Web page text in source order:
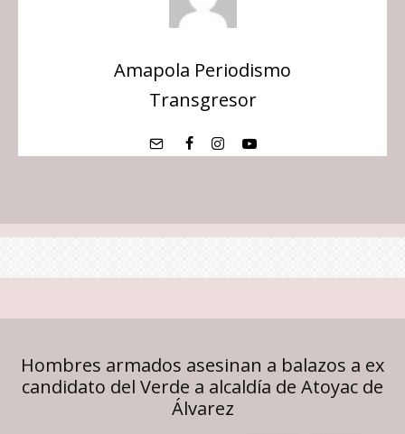
Amapola Periodismo
Transgresor
Hombres armados asesinan a balazos a ex
candidato del Verde a alcaldía de Atoyac de
Álvarez